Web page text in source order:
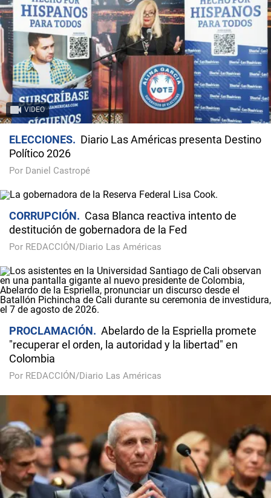
VIDEO
ELECCIONES
Diario Las Américas presenta Destino
Político 2026
Por Daniel Castropé
CORRUPCIÓN
Casa Blanca reactiva intento de
destitución de gobernadora de la Fed
Por REDACCIÓN/Diario Las Américas
PROCLAMACIÓN
Abelardo de la Espriella promete
"recuperar el orden, la autoridad y la libertad" en
Colombia
Por REDACCIÓN/Diario Las Américas